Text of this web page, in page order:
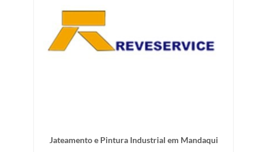
Jateamento e Pintura Industrial em Mandaqui